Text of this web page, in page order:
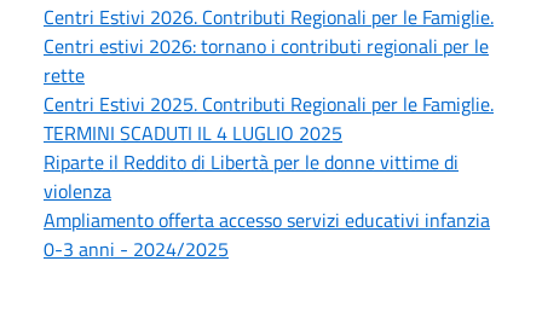
Centri Estivi 2026. Contributi Regionali per le Famiglie.
Centri estivi 2026: tornano i contributi regionali per le
rette
Centri Estivi 2025. Contributi Regionali per le Famiglie.
TERMINI SCADUTI IL 4 LUGLIO 2025
Riparte il Reddito di Libertà per le donne vittime di
violenza
Ampliamento offerta accesso servizi educativi infanzia
0-3 anni - 2024/2025